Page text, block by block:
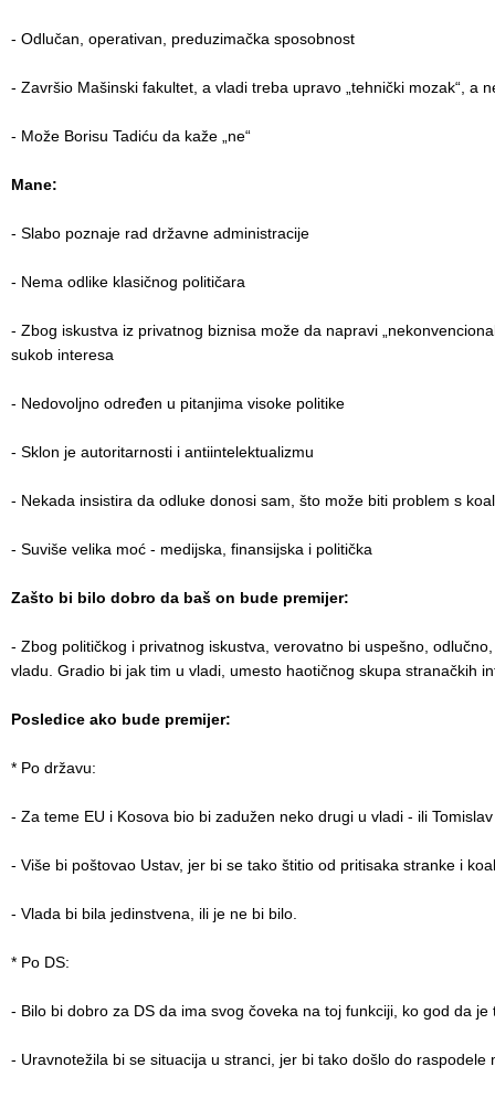
- Odlučan, operativan, preduzimačka sposobnost
- Završio Mašinski fakultet, a vladi treba upravo „tehnički mozak“, a
- Može Borisu Tadiću da kaže „ne“
Mane:
- Slabo poznaje rad državne administracije
- Nema odlike klasičnog političara
- Zbog iskustva iz privatnog biznisa može da napravi
sukob interesa
- Nedovoljno određen u pitanjima visoke politike
- Sklon je autoritarnosti i antiintelektualizmu
- Nekada insistira da odluke donosi sam, što može biti problem s
- Suviše velika moć - medijska, finansijska i politička
Zašto bi bilo dobro da baš on bude premijer:
- Zbog političkog i privatnog iskustva, verovatno bi uspešno,
vladu. Gradio bi jak tim u vladi, umesto haotičnog skupa stranačkih
Posledice ako bude premijer:
* Po državu:
- Za teme EU i Kosova bio bi zadužen neko drugi u vladi - ili
- Više bi poštovao Ustav, jer bi se tako štitio od pritisaka stranke i
- Vlada bi bila jedinstvena, ili je ne bi bilo.
* Po DS:
- Bilo bi dobro za DS da ima svog čoveka na toj funkciji, ko god da je
- Uravnotežila bi se situacija u stranci, jer bi tako došlo do raspodele